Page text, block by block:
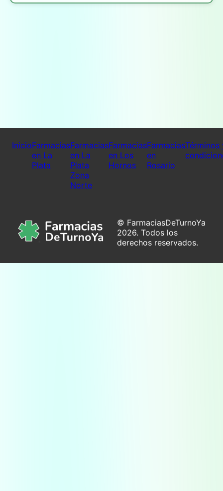
InicioFarmacias
en La
Plata
Farmacias
en La
Plata
Zona
Norte
Farmacias
en Los
Hornos
Farmacias
en
Rosario
Términos
© FarmaciasDeTurnoYa
2026. Todos los
derechos reservados.